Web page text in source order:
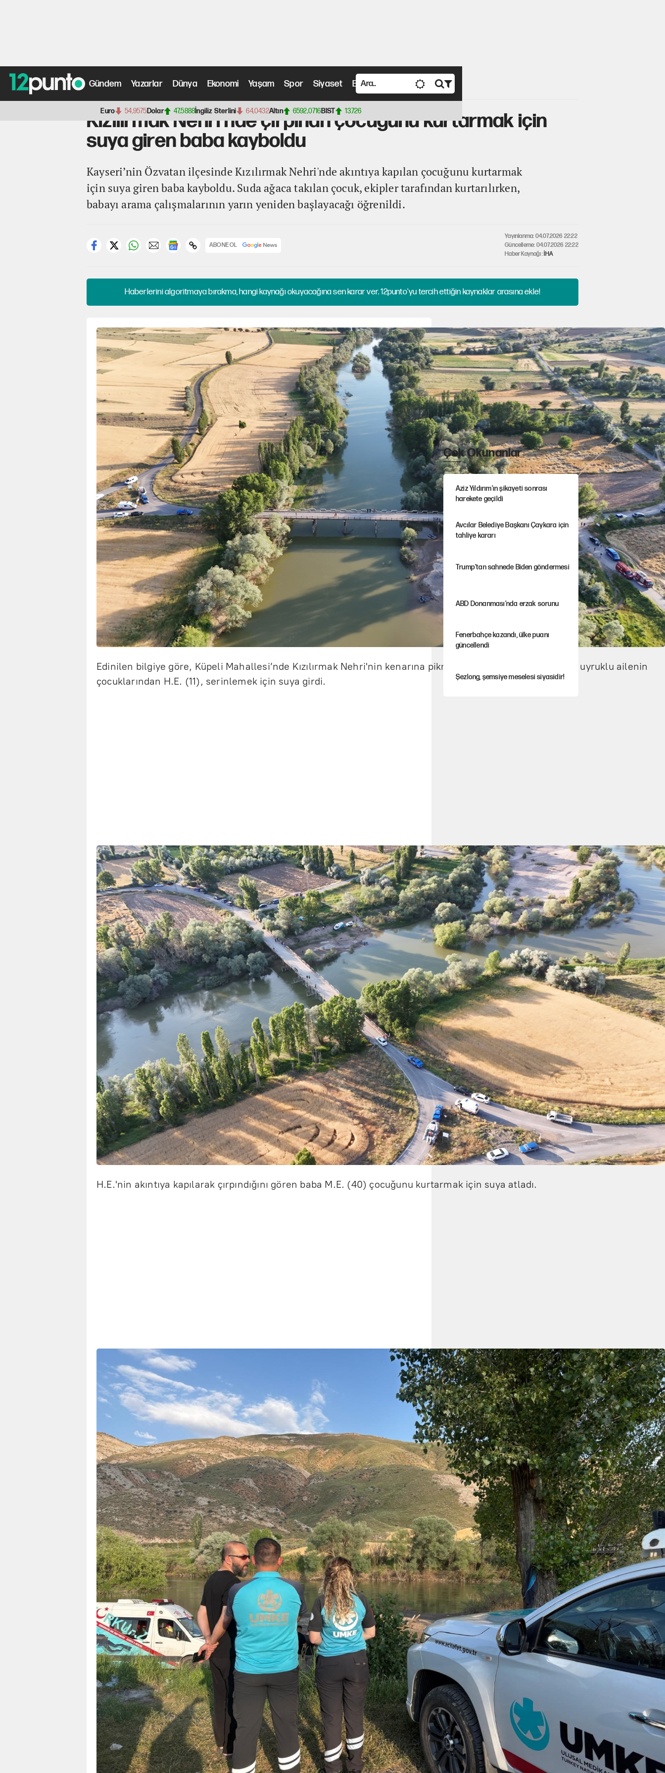
Gündem Yazarlar Dünya Ekonomi Yaşam Spor Siyaset Bilim ve Teknoloji Video
Euro 54,9575Dolar 47,5888İngiliz Sterlini 64,0432Altın 6592,0716BIST 13.726
Anasayfa>Fotoğraf Galerisi> Kızılırmak Nehri'nde çırpınan çocuğunu kurtarmak için suya giren baba kayboldu
Kızılırmak Nehri'nde çırpınan çocuğunu kurtarmak için
suya giren baba kayboldu
Kayseri’nin Özvatan ilçesinde Kızılırmak Nehri'nde akıntıya kapılan çocuğunu kurtarmak
için suya giren baba kayboldu. Suda ağaca takılan çocuk, ekipler tarafından kurtarılırken,
babayı arama çalışmalarının yarın yeniden başlayacağı öğrenildi.
ABONE OL
Yayınlanma: 04.07.2026 22:22
Güncelleme: 04.07.2026 22:22
Haber Kaynağı :İHA
Haberlerini algoritmaya bırakma, hangi kaynağı okuyacağına sen karar ver. 12punto'yu tercih ettiğin kaynaklar arasına ekle!
Edinilen bilgiye göre, Küpeli Mahallesi’nde Kızılırmak Nehri'nin kenarına piknik yapmak için giden yabancı uyruklu ailenin
çocuklarından H.E. (11), serinlemek için suya girdi.
H.E.'nin akıntıya kapılarak çırpındığını gören baba M.E. (40) çocuğunu kurtarmak için suya atladı.
Çok Okunanlar
Aziz Yıldırım’ın şikayeti sonrası
harekete geçildi
Avcılar Belediye Başkanı Çaykara için
tahliye kararı
Trump’tan sahnede Biden göndermesi
ABD Donanması’nda erzak sorunu
Fenerbahçe kazandı, ülke puanı
güncellendi
Şezlong, şemsiye meselesi siyasidir!